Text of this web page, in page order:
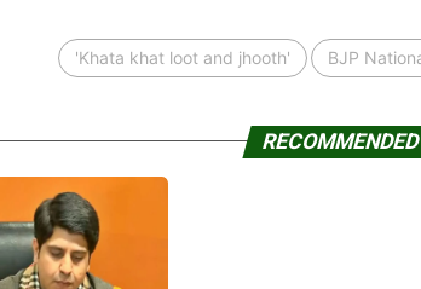
'Khata khat loot and jhooth' BJP
RECOMMENDED